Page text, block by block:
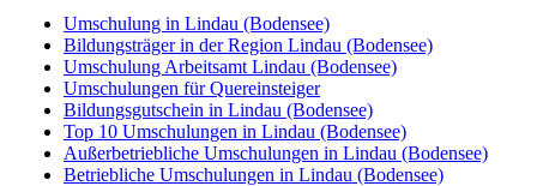
Umschulung in Lindau (Bodensee)
Bildungsträger in der Region Lindau (Bodensee)
Umschulung Arbeitsamt Lindau (Bodensee)
Umschulungen für Quereinsteiger
Bildungsgutschein in Lindau (Bodensee)
Top 10 Umschulungen in Lindau (Bodensee)
Außerbetriebliche Umschulungen in Lindau (Bodensee)
Betriebliche Umschulungen in Lindau (Bodensee)